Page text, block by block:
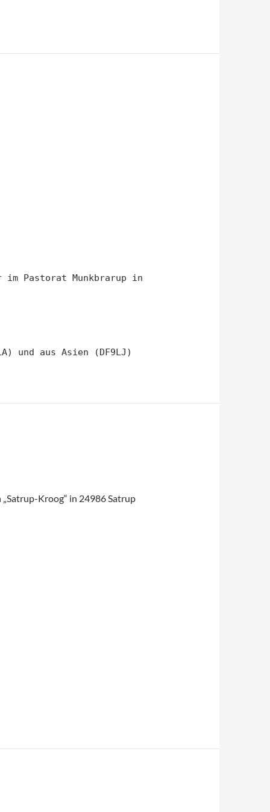
im Pastorat Munkbrarup in
und aus Asien (DF9LJ)
Kroog“ in 24986 Satrup